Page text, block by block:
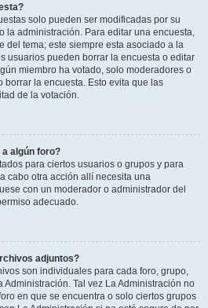
solo pueden ser modificadas por su
la administración. Para editar una encuesta,
del tema; este siempre esta asociado a la
usuarios pueden borrar la encuesta o editar
miembro ha votado, solo moderadores o
la encuesta. Esto evita que las
de la votación.
algún foro?
para ciertos usuarios o grupos y para
cabo otra acción allí necesita una
con un moderador o administrador del
adecuado.
adjuntos?
son individuales para cada foro, grupo,
Tal vez La Administración no
en que se encuentra o solo ciertos grupos